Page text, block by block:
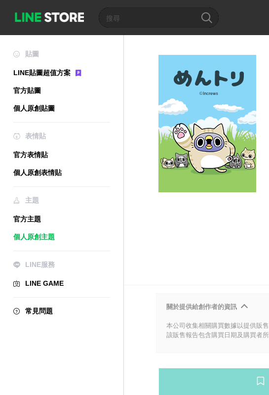
貼圖
LINE貼圖超值方案
官方貼圖
個人原創貼圖
表情貼
官方表情貼
個人原創表情貼
主題
官方主題
個人原創主題
LINE服務
LINE GAME
常見問題
關於提供給創作者的資訊
本公司收集相關購買數據以提供販
該販售報告包含購買日期及購買者